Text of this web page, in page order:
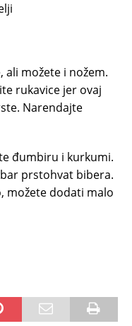
ali možete i nožem.
rukavice jer ovaj
Narendajte
đumbiru i kurkumi.
prstohvat bibera.
možete dodati malo